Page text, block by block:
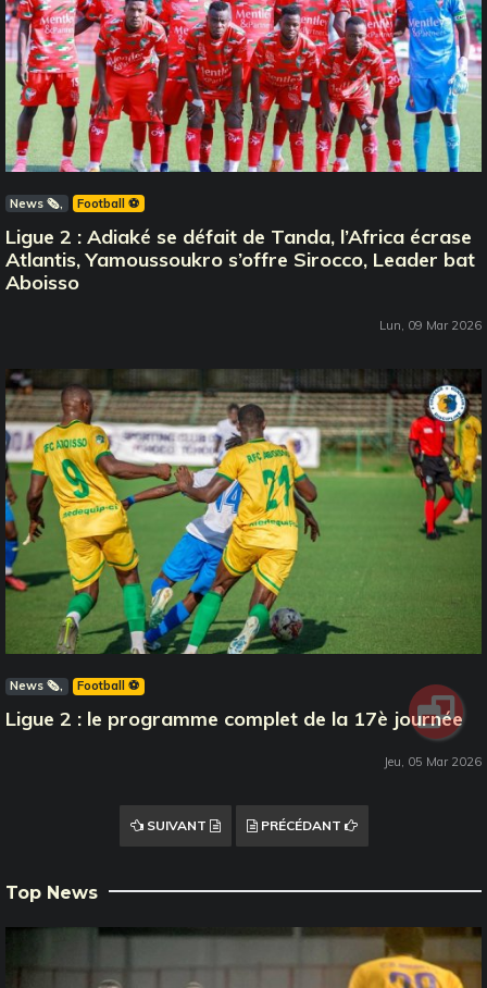
News 🗞️ Football ⚽️
Ligue 2 : Adiaké se défait de Tanda, l’Africa écrase
Atlantis, Yamoussoukro s’offre Sirocco, Leader bat
Aboisso
Lun, 09 Mar 2026
News 🗞️ Football ⚽️
Ligue 2 : le programme complet de la 17è journée
Jeu, 05 Mar 2026
SUIVANT PRÉCÉDANT
Top News